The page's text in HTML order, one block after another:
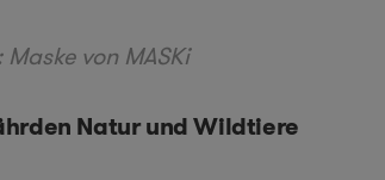
von MASKi
Natur und Wildtiere